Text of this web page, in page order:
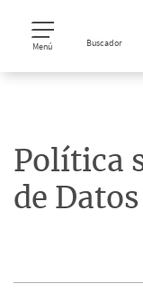
Menú Buscador
Política
de Datos